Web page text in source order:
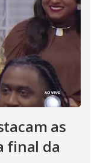
as
final da